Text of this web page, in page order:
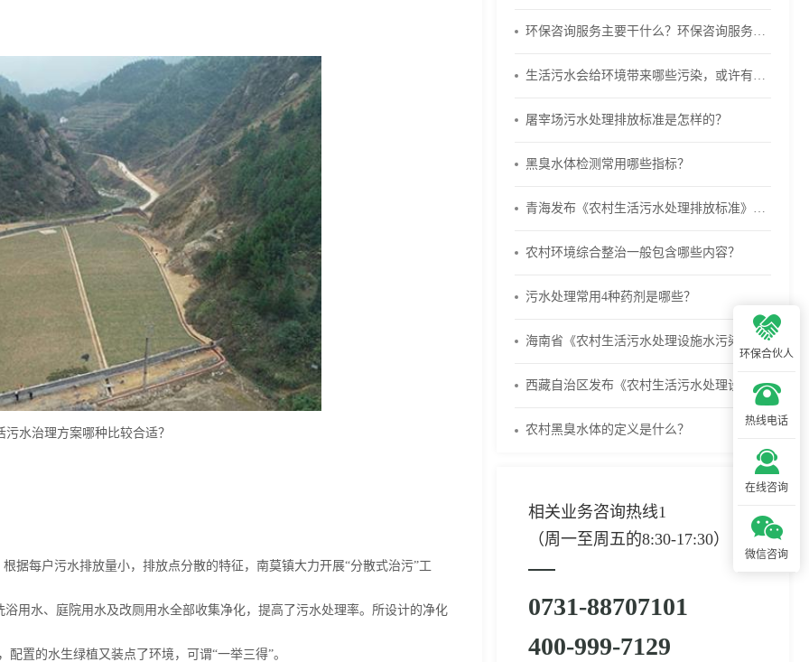
污水治理方案哪种比较合适？
据每户污水排放量小，排放点分散的特征，南莫镇大力开展“分散式治污”工
用水、庭院用水及改厕用水全部收集净化，提高了污水处理率。所设计的净化
置的水生绿植又装点了环境，可谓“一举三得”。
环保咨询服务主要干什么？环保咨询服务公司经营范围
生活污水会给环境带来哪些污染，或许有你不知道的危害
屠宰场污水处理排放标准是怎样的？
黑臭水体检测常用哪些指标？
青海发布《农村生活污水处理排放标准》DB 63/T 1777—2020
农村环境综合整治一般包含哪些内容？
污水处理常用4种药剂是哪些？
海南省《农村生活污水处理设施水污染物排放标准》DB46/483-2019
西藏自治区发布《农村生活污水处理设施水污染物排放标准》
农村黑臭水体的定义是什么？
相关业务咨询热线1
（周一至周五的8:30-17:30）
0731-88707101
400-999-7129
环保合伙人
热线电话
在线咨询
微信咨询